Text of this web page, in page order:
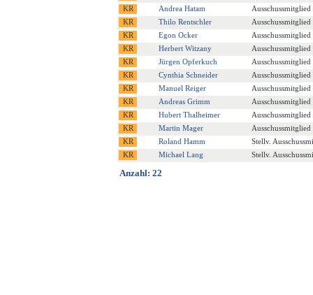
Andrea Hatam
Ausschussmitglied
Thilo Rentschler
Ausschussmitglied
Egon Ocker
Ausschussmitglied
Herbert Witzany
Ausschussmitglied
Jürgen Opferkuch
Ausschussmitglied
Cynthia Schneider
Ausschussmitglied
Manuel Reiger
Ausschussmitglied
Andreas Grimm
Ausschussmitglied
Hubert Thalheimer
Ausschussmitglied
Martin Mager
Ausschussmitglied
Roland Hamm
Stellv.
Michael Lang
Stellv.
Anzahl: 22